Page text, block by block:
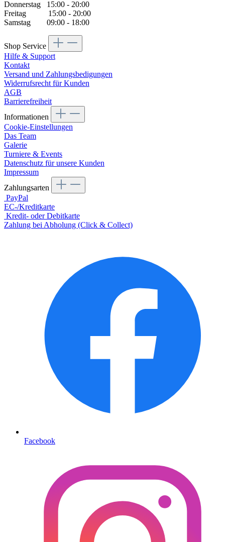
Donnerstag 15:00 - 20:00
Freitag 15:00 - 20:00
Samstag 09:00 - 18:00
Shop Service
Hilfe & Support
Kontakt
Versand und Zahlungsbedigungen
Widerrufsrecht für Kunden
AGB
Barrierefreiheit
Informationen
Cookie-Einstellungen
Das Team
Galerie
Turniere & Events
Datenschutz für unsere Kunden
Impressum
Zahlungsarten
PayPal
EC-/Kreditkarte
Kredit- oder Debitkarte
Zahlung bei Abholung (Click & Collect)
Facebook